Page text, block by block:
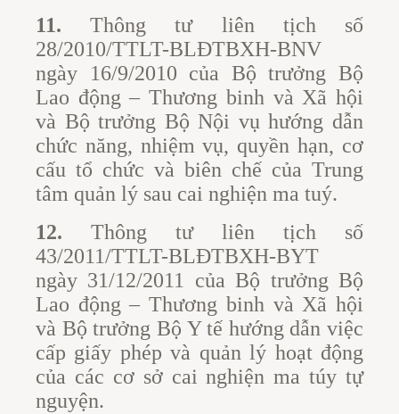
11. Thông tư liên tịch số
28/2010/TTLT-BLĐTBXH-BNV
ngày 16/9/2010 của Bộ trưởng Bộ
Lao động – Thương binh và Xã hội
và Bộ trưởng Bộ Nội vụ hướng dẫn
chức năng, nhiệm vụ, quyền hạn, cơ
cấu tổ chức và biên chế của Trung
tâm quản lý sau cai nghiện ma tuý.
12. Thông tư liên tịch số
43/2011/TTLT-BLĐTBXH-BYT
ngày 31/12/2011 của Bộ trưởng Bộ
Lao động – Thương binh và Xã hội
và Bộ trưởng Bộ Y tế hướng dẫn việc
cấp giấy phép và quản lý hoạt động
của các cơ sở cai nghiện ma túy tự
nguyện.